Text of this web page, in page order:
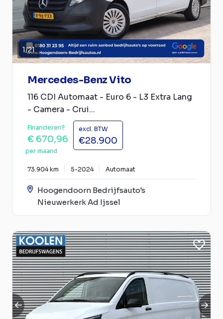
1/21
Mercedes-Benz Vito
116 CDI Automaat - Euro 6 - L3 Extra Lang
- Camera - Crui...
Financieren?
€ 670,96
per maand
excl. BTW
€28.900
73.904 km 5-2024 Automaat
Hoogendoorn Bedrijfsauto's
Nieuwerkerk Ad Ijssel